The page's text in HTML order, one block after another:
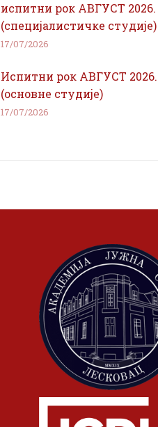
испитни рок АВГУСТ 2026.
(специјалистичке студије)
17/07/2026
Испитни рок АВГУСТ 2026.
(основне студије)
17/07/2026